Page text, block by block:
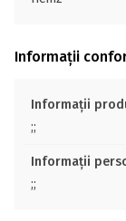
Informații
Informații
;;
Informații
;;